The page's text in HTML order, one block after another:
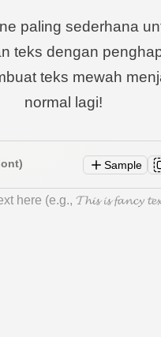
paling sederhana
teks dengan
teks mewah
normal lagi!
Sample